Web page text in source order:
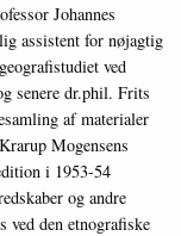
Johannes
assistent for nøjagtig
ved
senere dr.phil. Frits
af materialer
Mogensens
i 1953-54
og andre
ved den etnografiske